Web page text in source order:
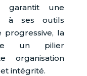
garantit une
à ses outils
progressive, la
un pilier
organisation
intégrité.